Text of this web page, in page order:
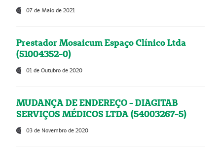
07 de Maio de 2021
Prestador Mosaicum Espaço Clínico Ltda
(51004352-0)
01 de Outubro de 2020
MUDANÇA DE ENDEREÇO - DIAGITAB
SERVIÇOS MÉDICOS LTDA (54003267-5)
03 de Novembro de 2020